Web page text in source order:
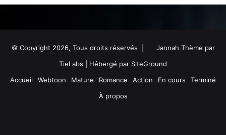
© Copyright 2026, Tous droits réservés |
Jannah Thème par
TieLabs | Hébergé par SiteGround
Accueil
Webtoon Mature Romance Action En cours
Terminé
À propos